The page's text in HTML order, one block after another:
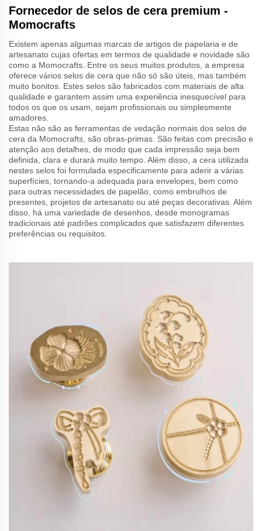
Fornecedor de selos de cera premium -
Momocrafts
Existem apenas algumas marcas de artigos de papelaria e de
artesanato cujas ofertas em termos de qualidade e novidade são
como a Momocrafts. Entre os seus muitos produtos, a empresa
oferece vários selos de cera que não só são úteis, mas também
muito bonitos. Estes selos são fabricados com materiais de alta
qualidade e garantem assim uma experiência inesquecível para
todos os que os usam, sejam profissionais ou simplesmente
amadores.
Estas não são as ferramentas de vedação normais dos selos de
cera da Momocrafts, são obras-primas. São feitas com precisão e
atenção aos detalhes, de modo que cada impressão seja bem
definida, clara e durará muito tempo. Além disso, a cera utilizada
nestes selos foi formulada especificamente para aderir a várias
superfícies, tornando-a adequada para envelopes, bem como
para outras necessidades de papelão, como embrulhos de
presentes, projetos de artesanato ou até peças decorativas. Além
disso, há uma variedade de desenhos, desde monogramas
tradicionais até padrões complicados que satisfazem diferentes
preferências ou requisitos.